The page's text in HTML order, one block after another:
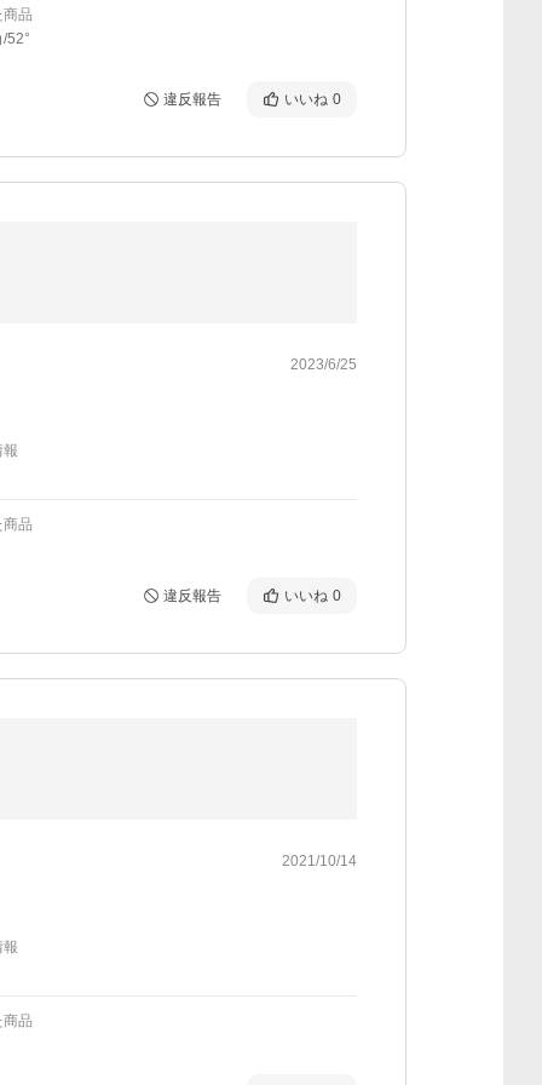
品
52°
違反報告 いいね 0
2023/6/25
報
品
違反報告 いいね 0
2021/10/14
報
品